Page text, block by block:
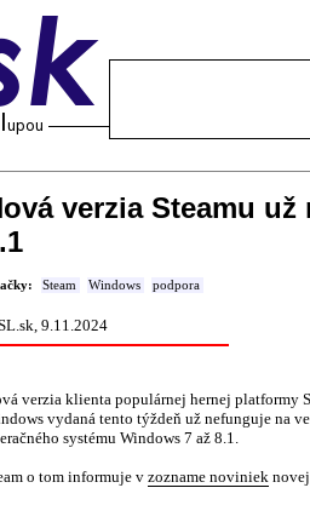
verzia Steamu
Steam Windows podpora
9.11.2024
verzia klienta populárnej hernej platformy
vydaná tento týždeň už nefunguje na
systému Windows 7 až 8.1.
o tom informuje vzozname noviniek